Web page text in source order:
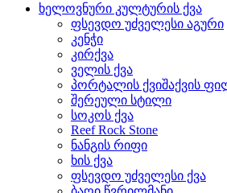
ხელოვნური კულტურის ქვა
ფსევდო უძველესი აგური
კენჭი
კირქვა
ველის ქვა
პორტალის ქვიშაქვის
შერეული სტილი
სოკოს ქვა
Reef Rock Stone
ნანგის რიფი
ხის ქვა
ფსევდო უძველესი ქვა